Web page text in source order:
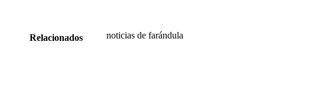
Relacionados noticias de farándula